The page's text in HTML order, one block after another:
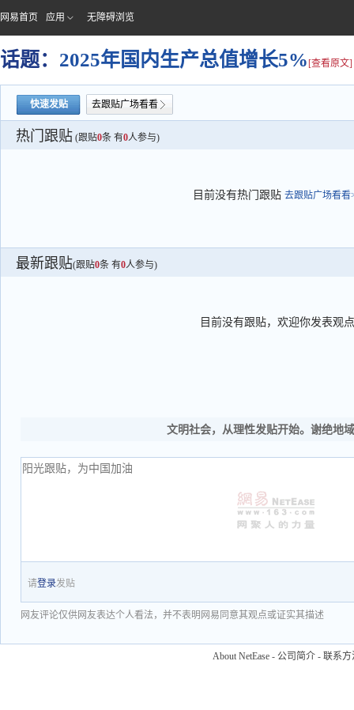
网易首页 应用 无障碍浏览
话题： 2025年国内生产总值增长5% [查看原文]
快速发贴 去跟贴广场看看
热门跟贴 (跟贴0条 有0人参与)
目前没有热门跟贴 去跟贴广场看看
最新跟贴(跟贴0条 有0人参与)
目前没有跟贴，欢迎你发表观点
文明社会，从理性发贴开始。谢绝地
请登录发贴
网友评论仅供网友表达个人看法，并不表明网易同意其观点或证实其描述
About NetEase - 公司简介 - 联系方